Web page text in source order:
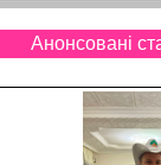
Анонсовані